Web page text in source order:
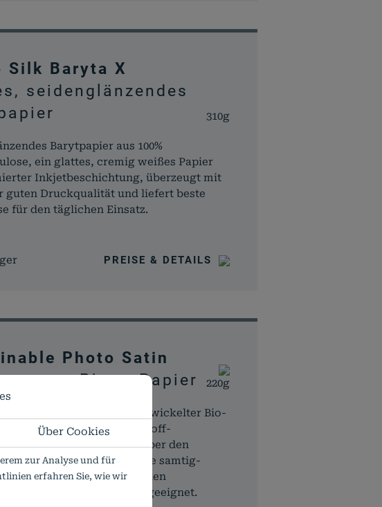
Silk Baryta X
seidenglänzendes
310g
Barytpapier aus 100%
ein glattes, cremig weißes Papier
Inkjetbeschichtung, überzeugt mit
guten Druckqualität und liefert beste
für den täglichen Einsatz.
PREISE & DETAILS
Photo Satin
Photo Papier
220g
Fotopapier mit neu entwickelter Bio-
frei von Kunststoff-
Folien und zu 100% über den
recycelbar, hat eine samtig-
und ist perfekt für den
Foto- und Posterdruck geeignet.
Über Cookies
zur Analyse und für
erfahren Sie, wie wir